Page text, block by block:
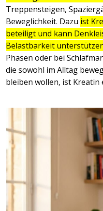
Treppensteigen,
Beweglichkeit. Dazu ist
beteiligt und kann
Belastbarkeit
Phasen oder bei
die sowohl im Alltag
bleiben wollen, ist Kreatin